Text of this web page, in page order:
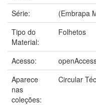
Série:
(Embrapa
Tipo do
Material:
Folhetos
Acesso:
Aparece
nas
coleções:
Circular